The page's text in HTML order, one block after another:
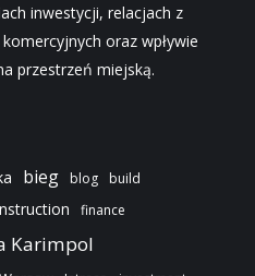
inwestycji, relacjach z
oraz wpływie
przestrzeń miejską.
bieg blog build
finance
Karimpol